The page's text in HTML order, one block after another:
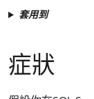
套用到
症狀